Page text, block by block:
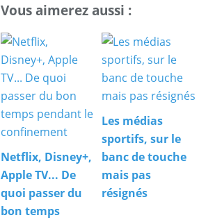
Vous aimerez aussi :
Netflix, Disney+,
Apple TV... De
quoi passer du
bon temps
Les médias
sportifs, sur le
banc de touche
mais pas
résignés